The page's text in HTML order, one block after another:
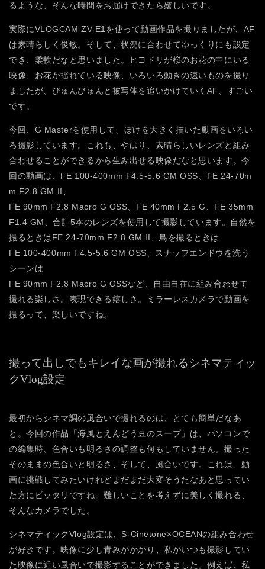
るような、そんな時間をお届けできたら嬉しいです。
実際にVLOGCAM ZV-E1を使って動画作品を撮りましたが、AF
は素晴らしく俊敏。そして、状況に合わせてゆっくりにも設定
でき、柔軟だなと思いました。ヒヨドリが桜のお花の中にいる
映像、お花が揺れている映像、いろいろ動きの速いものを撮り
ましたが、びゅんびゅんと被写体を追いかけていくAF、すごい
です。
今回、G Masterを使用して、ぼけを大きく描いた動画をいろい
ろ撮影しています。これも、やはり、素晴らしいレンズと組み
合わせることができるから生み出せる映像だなと思います。今
回の動画は、FE 100-400mm F4.5-5.6 GM OSS、FE 24-70m
m F2.8 GM II、
FE 90mm F2.8 Macro G OSS、FE 40mm F2.5 G、FE 35mm
F1.4 GM、合計5本のレンズを使用して撮影しています。自然を
撮るときはFE 24-70mm F2.8 GM II、鳥を撮るときは
FE 100-400mm F4.5-5.6 GM OSS、スナップエンドウを洗う
シーンは
FE 90mm F2.8 Macro G OSSなど、自由自在に組み合わせて
撮れる楽しさ。表現できる嬉しさ。ミラーレスカメラで動画を
撮るって、楽しいですね。
撮って出しでもキレイな画が撮れるシネマティッ
クVlog設定
最初からシネマ調の風合いで撮れるのは、とても簡単だなあ
と。今回の作品「海風とえんどう豆のスープ」は、パソコンで
の編集時、色合いも明るさの調整も何もしていません。撮った
そのままの色合いと明るさ、そして、風合いです。これは、動
画に挑戦してみたいけれどまだまだ大変そうだなあと思ってい
た方にピッタリですね。難しいことを考えずに美しく撮れる、
そんなカメラでした。
シネマティックVlog設定は、S-Cinetone×OCEANの組み合わせ
が好きです。映像に少し青みがかかり、私がいつも撮影してい
た映像に近い風合いで撮影することができました。例えば、私